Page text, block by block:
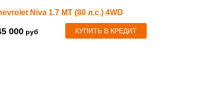
Niva 1.7 MT (80 л.с.) 4WD
000 руб КУПИТЬ В КРЕДИТ